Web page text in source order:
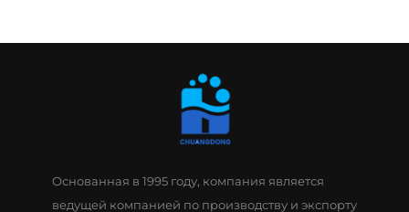
Основанная в 1995 году, компания является
ведущей компанией по производству и экспорту